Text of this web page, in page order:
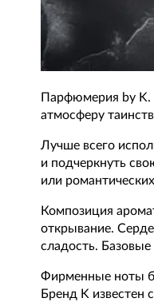
Парфюмерия by K.
атмосферу
Лучше всего
и подчеркнуть
или
Композиция
открывание.
сладость. Базовые
Фирменные ноты
Бренд K